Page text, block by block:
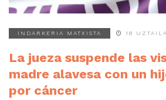
INDARKERIA MATXISTA 18
La jueza suspende las
madre alavesa con un
por cáncer